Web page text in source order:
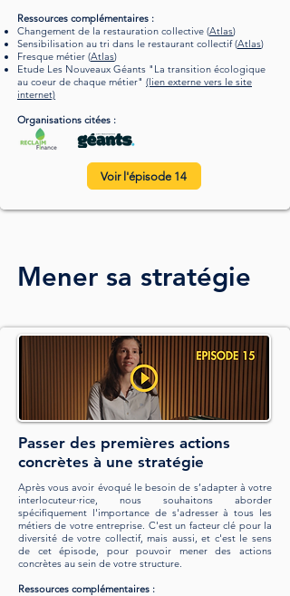
Ressources complémentaires :
Changement de la restauration collective (Atlas)
Sensibilisation au tri dans le restaurant collectif (Atlas)
Fresque métier (Atlas)
Etude Les Nouveaux Géants "La transition écologique
au coeur de chaque métier" (lien externe vers le site
internet)
Organisations citées :
Voir l'épisode 14
Mener sa stratégie
Passer des premières actions
concrètes à une stratégie
Après vous avoir évoqué le besoin de s’adapter à votre
interlocuteur·rice, nous souhaitons aborder
spécifiquement l'importance de s'adresser à tous les
métiers de votre entreprise. C'est un facteur clé pour la
diversité de votre collectif, mais aussi, et c'est le sens
de cet épisode, pour pouvoir mener des actions
concrètes au sein de votre structure.
Ressources complémentaires :